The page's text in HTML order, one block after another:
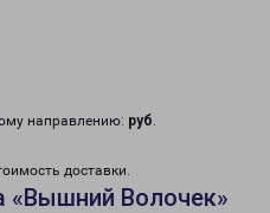
направлению: руб.
доставки.
«Вышний Волочек»